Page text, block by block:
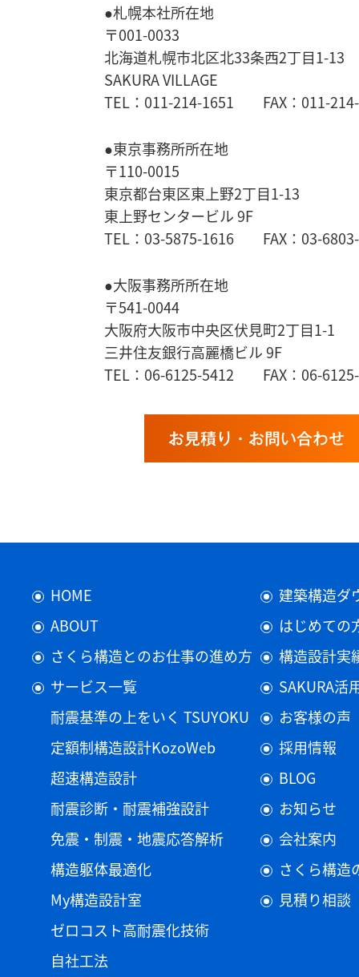
●札幌本社所在地
〒001-0033
北海道札幌市北区北33条西2丁目1-13
SAKURA VILLAGE
TEL：011-214-1651 FAX：011-
●東京事務所所在地
〒110-0015
東京都台東区東上野2丁目1-13
東上野センタービル 9F
TEL：03-5875-1616 FAX：03-
●大阪事務所所在地
〒541-0044
大阪府大阪市中央区伏見町2丁目1-1
三井住友銀行高麗橋ビル 9F
TEL：06-6125-5412 FAX：06-
お見積り・お問い合わせ
HOME
ABOUT
さくら構造とのお仕事の進め方
サービス一覧
耐震基準の上をいく TSUYOKU
定額制構造設計KozoWeb
超速構造設計
耐震診断・耐震補強設計
免震・制震・地震応答解析
構造躯体最適化
My構造設計室
ゼロコスト高耐震化技術
自社工法
建築構造ダ
はじめての
構造設計実
SAKURA活
お客様の声
採用情報
BLOG
お知らせ
会社案内
さくら構造
見積り相談